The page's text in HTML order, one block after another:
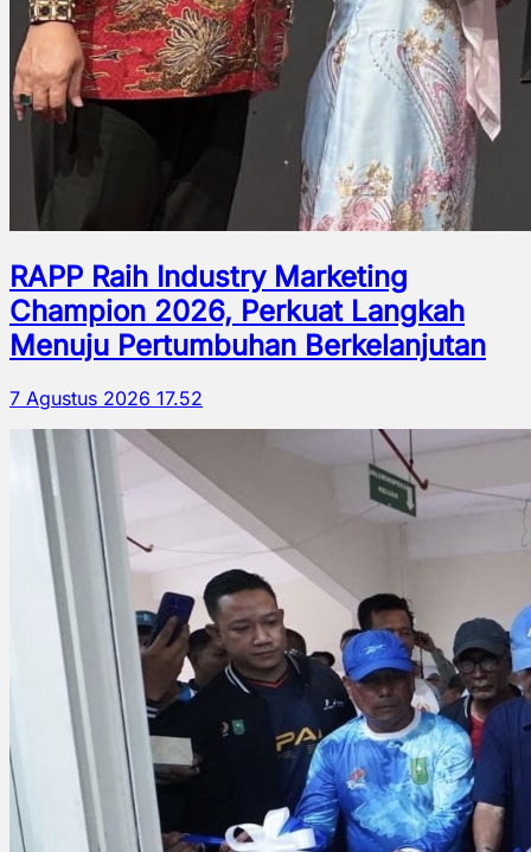
RAPP Raih Industry Marketing
Champion 2026, Perkuat Langkah
Menuju Pertumbuhan Berkelanjutan
7 Agustus 2026 17.52